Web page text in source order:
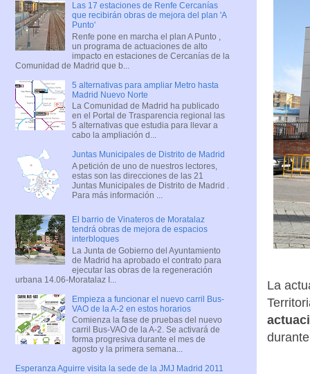
La
Las 17 estaciones de Renfe Cercanías
que recibirán obras de mejora del plan 'A
Punto'
Renfe pone en marcha el plan A Punto ,
un programa de actuaciones de alto
impacto en estaciones de Cercanías de la
Comunidad de Madrid que b...
5 alternativas para ampliar Metro hasta
Madrid Nuevo Norte
La Comunidad de Madrid ha publicado
en el Portal de Trasparencia regional las
5 alternativas que estudia para llevar a
cabo la ampliación d...
Juntas Municipales de Distrito de Madrid
A petición de uno de nuestros lectores,
estas son las direcciones de las 21
Juntas Municipales de Distrito de Madrid .
Para más información ...
El barrio de Vinateros de Moratalaz
tendrá obras de mejora de espacios
interbloques
La Junta de Gobierno del Ayuntamiento
de Madrid ha aprobado el contrato para
ejecutar las obras de la regeneración
urbana 14.06-Moratalaz I...
Empieza a funcionar el nuevo carril Bus-
VAO de la A-2 en estos horarios
Comienza la fase de pruebas del nuevo
carril Bus-VAO de la A-2. Se activará de
forma progresiva durante el mes de
agosto y la primera semana...
Esperanza Aguirre visita la sede de la JMJ Madrid 2011